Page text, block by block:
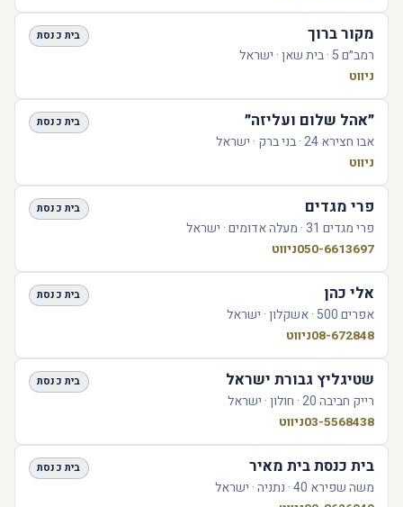
מקור ברוך בית כנסת
רמב״ם 5 · בית שאן · ישראל
ניווט
״אהל שלום ועליזה״ בית כנסת
אבו חצירא 24 · בני ברק · ישראל
ניווט
פרי מגדים בית כנסת
פרי מגדים 31 · מעלה אדומים · ישראל
050-6613697ניווט
אלי כהן בית כנסת
אפרים 500 · אשקלון · ישראל
08-672848ניווט
שטיגליץ גבורת ישראל בית כנסת
רייק חביבה 20 · חולון · ישראל
03-5568438ניווט
בית כנסת בית מאיר בית כנסת
משה שפירא 40 · נתניה · ישראל